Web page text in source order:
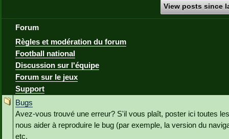
View posts since
Forum
Règles et modération du forum
Football national
Discussion sur l'équipe
Forum sur le jeux
Support
Bugs
Avez-vous trouvé une erreur? S'il vous plaît, poster ici toutes
nous aider à reproduire le bug (par exemple, la version du
etc.